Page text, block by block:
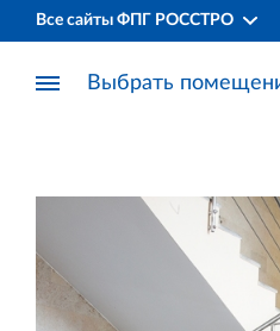
Все сайты ФПГ РОССТРО
Выбрать